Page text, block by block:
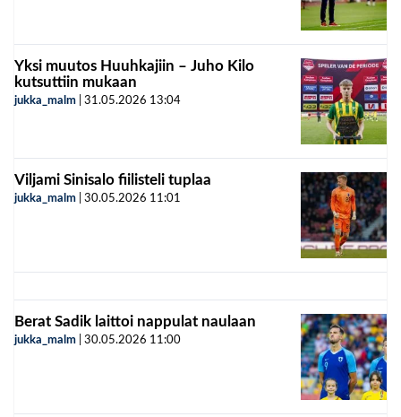
Yksi muutos Huuhkajiin – Juho Kilo
kutsuttiin mukaan
jukka_malm 31.05.2026 13:04
Viljami Sinisalo fiilisteli tuplaa
jukka_malm 30.05.2026 11:01
Berat Sadik laittoi nappulat naulaan
jukka_malm 30.05.2026 11:00